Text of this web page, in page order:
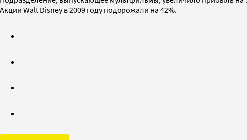
Акции Walt Disney в 2009 году подорожали на 42%.